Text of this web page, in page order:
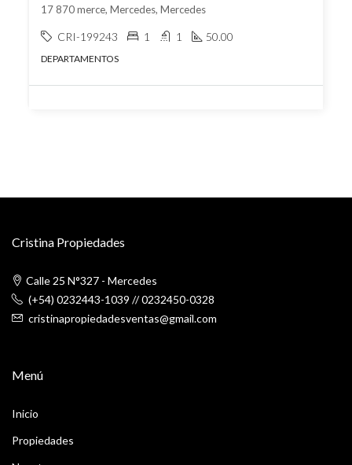
17 870 merce, Mercedes, Mercedes
CRI-199243 1 1 50.00
DEPARTAMENTOS
Cristina Propiedades
Calle 25 N°327 - Mercedes
(+54) 0232443-1039 //0232450-0328
cristinapropiedadesventas@gmail.com
Menú
Inicio
Propiedades